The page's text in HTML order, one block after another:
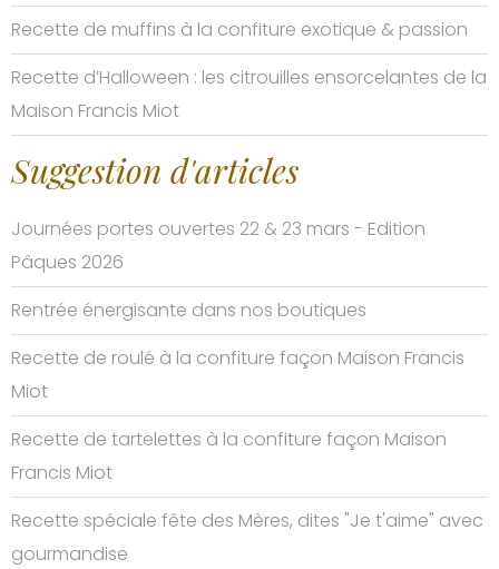
Recette de muffins à la confiture exotique & passion
Recette d’Halloween : les citrouilles ensorcelantes de la
Maison Francis Miot
Suggestion d'articles
Journées portes ouvertes 22 & 23 mars - Edition
Pâques 2026
Rentrée énergisante dans nos boutiques
Recette de roulé à la confiture façon Maison Francis
Miot
Recette de tartelettes à la confiture façon Maison
Francis Miot
Recette spéciale fête des Mères, dites "Je t'aime" avec
gourmandise